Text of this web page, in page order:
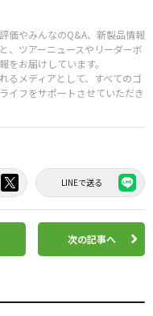
価やみんなのQ&A、新製品情報
、ツアーニュースやリーダーボ
をお届けしています。
るメディアとして、すべてのゴ
イフをサポートさせていただき
LINEで送る
次の記事へ